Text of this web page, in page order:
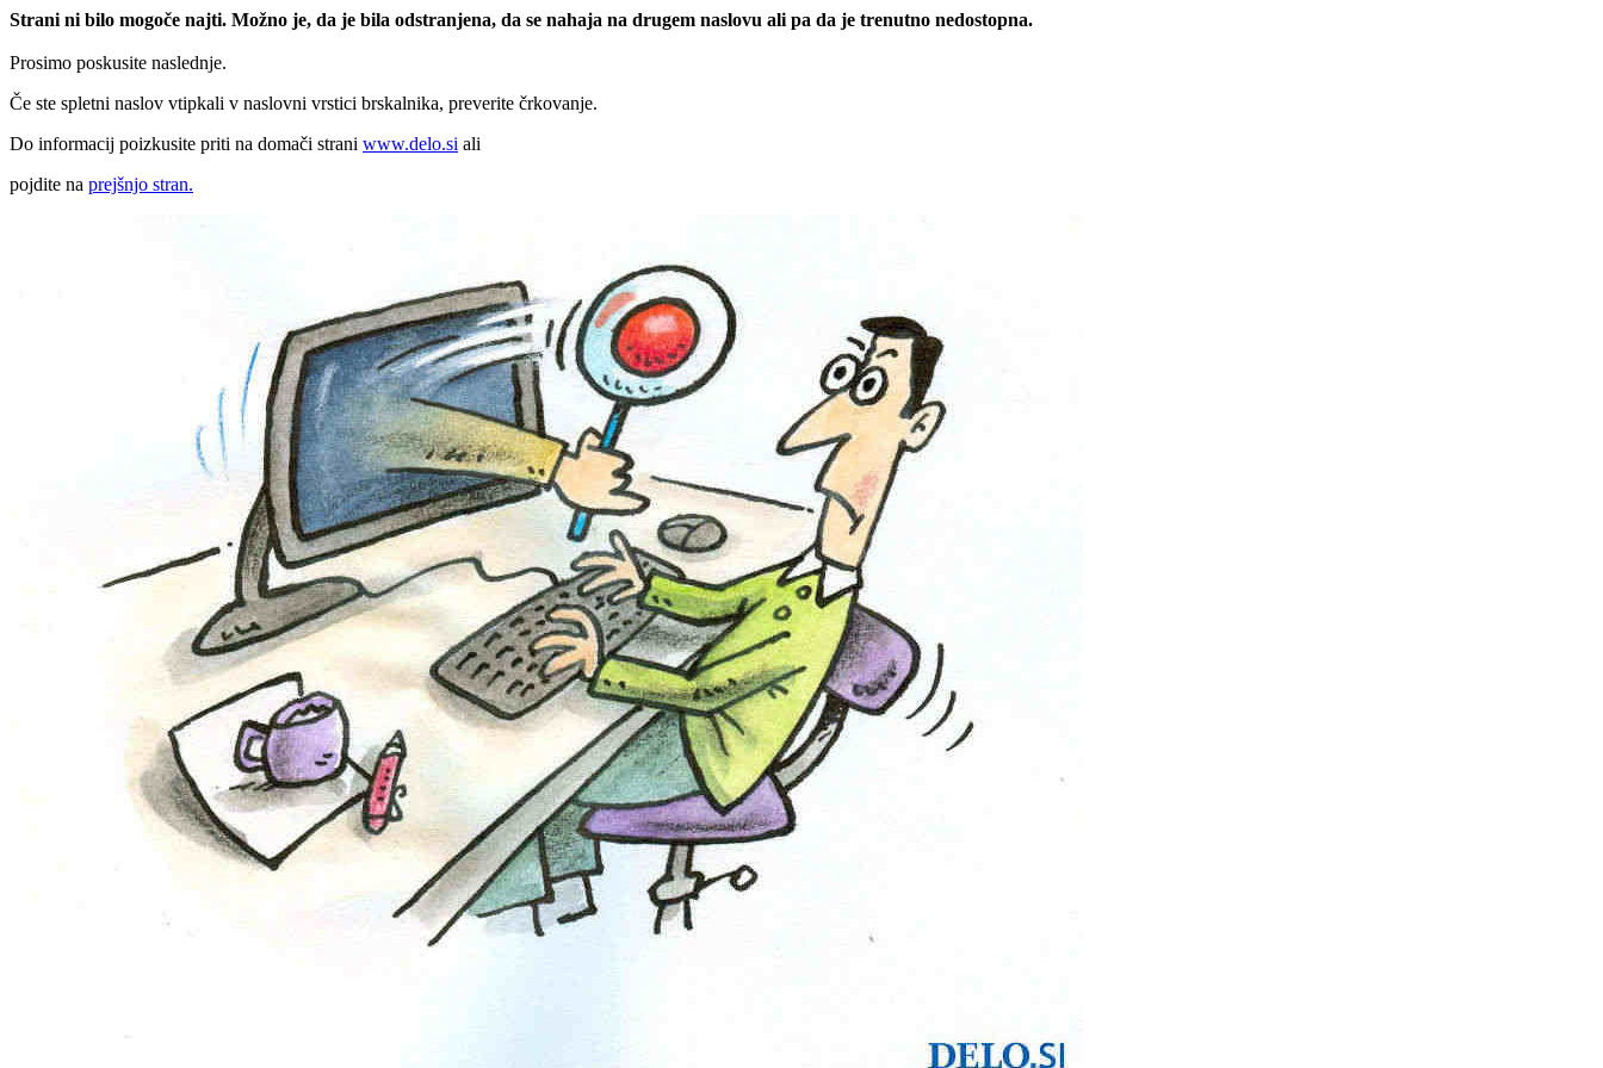
Strani ni bilo mogoče najti. Možno je, da je bila odstranjena, da se nahaja na drugem naslovu ali pa da je trenutno nedostopna.
Prosimo poskusite naslednje.
Če ste spletni naslov vtipkali v naslovni vrstici brskalnika, preverite črkovanje.
Do informacij poizkusite priti na domači strani www.delo.si ali
pojdite na prejšnjo stran.